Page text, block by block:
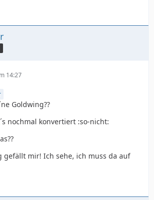
14:27
Goldwing??
nochmal konvertiert :so-nicht:
gefällt mir! Ich sehe, ich muss da auf